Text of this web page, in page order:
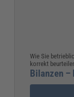
Wie Sie
korrekt
Bilanzen –